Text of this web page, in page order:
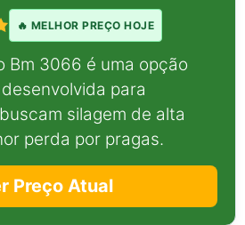
🔥 MELHOR PREÇO HOJE
Bm 3066 é uma opção
para
silagem de alta
perda por pragas.
Preço Atual